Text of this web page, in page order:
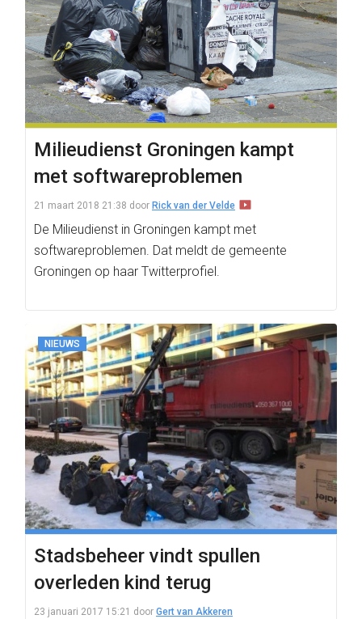
Milieudienst Groningen kampt
met softwareproblemen
21 maart 2018 21:38 door Rick van der Velde
De Milieudienst in Groningen kampt met
softwareproblemen. Dat meldt de gemeente
Groningen op haar Twitterprofiel.
NIEUWS
Stadsbeheer vindt spullen
overleden kind terug
23 januari 2017 15:21 door Gert van Akkeren